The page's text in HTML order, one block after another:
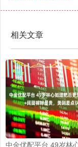
相关文章
中金优配平台 49岁林